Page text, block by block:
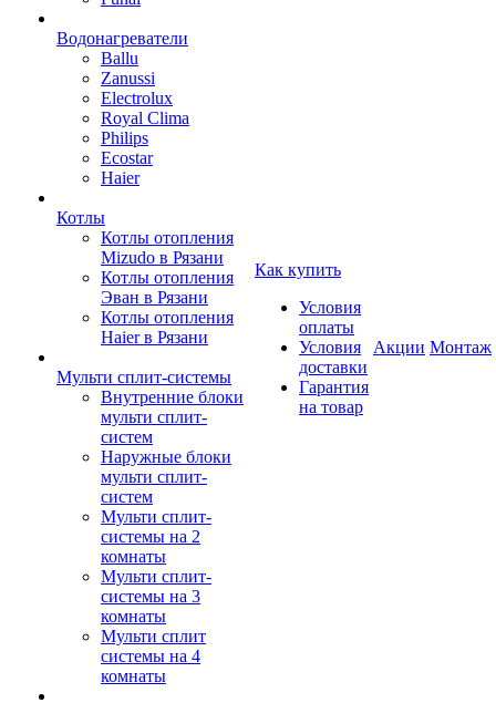
Водонагреватели
Ballu
Zanussi
Electrolux
Royal Clima
Philips
Ecostar
Haier
Котлы
Котлы отопления
Mizudo в Рязани
Котлы отопления
Эван в Рязани
Котлы отопления
Haier в Рязани
Мульти сплит-системы
Внутренние блоки
мульти сплит-
систем
Наружные блоки
мульти сплит-
систем
Мульти сплит-
системы на 2
комнаты
Мульти сплит-
системы на 3
комнаты
Мульти сплит
системы на 4
комнаты
Как купить
Условия
оплаты
Условия
доставки
Гарантия
на товар
Акции Монтаж